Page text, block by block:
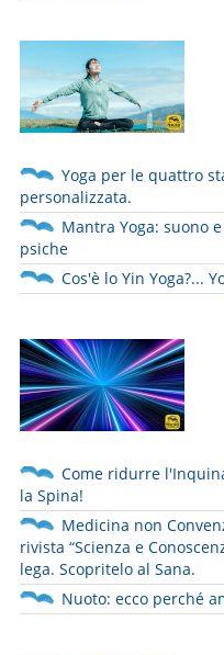
Yoga per le quattro
personalizzata.
Mantra Yoga: suono
psiche
Cos'è lo Yin Yoga?...
Come ridurre
la Spina!
Medicina non
rivista “Scienza e
lega. Scopritelo al Sana.
Nuoto: ecco perché